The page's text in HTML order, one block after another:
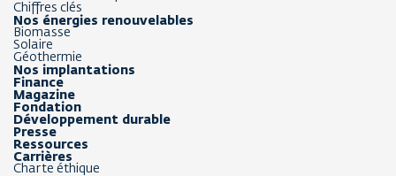
Chiffres clés
Nos énergies renouvelables
Biomasse
Solaire
Géothermie
Nos implantations
Finance
Magazine
Fondation
Développement durable
Presse
Ressources
Carrières
Charte éthique